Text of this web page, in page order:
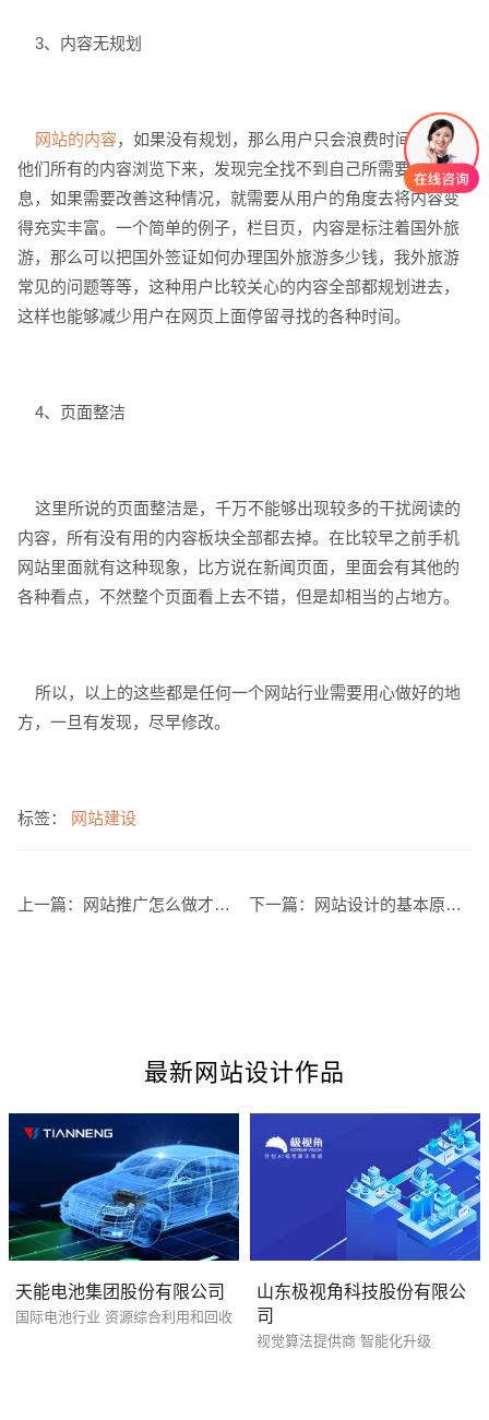
3、内容无规划
网站的内容，如果没有规划，那么用户只会浪费时间，因为
他们所有的内容浏览下来，发现完全找不到自己所需要的信
息，如果需要改善这种情况，就需要从用户的角度去将内容变
得充实丰富。一个简单的例子，栏目页，内容是标注着国外旅
游，那么可以把国外签证如何办理国外旅游多少钱，我外旅游
常见的问题等等，这种用户比较关心的内容全部都规划进去，
这样也能够减少用户在网页上面停留寻找的各种时间。
4、页面整洁
这里所说的页面整洁是，千万不能够出现较多的干扰阅读的
内容，所有没有用的内容板块全部都去掉。在比较早之前手机
网站里面就有这种现象，比方说在新闻页面，里面会有其他的
各种看点，不然整个页面看上去不错，但是却相当的占地方。
所以，以上的这些都是任何一个网站行业需要用心做好的地
方，一旦有发现，尽早修改。
标签： 网站建设
上一篇： 网站推广怎么做才能让效果较大化 下一篇： 网站设计的基本原则都有哪些
最新网站设计作品
天能电池集团股份有限公司
国际电池行业 资源综合利用和回收
山东极视角科技股份有限公
司
视觉算法提供商 智能化升级
创意品牌型网站
电商及系统平台开发 微信小程序开发 · 年度
您的预算 1万-3万 3万-5万 5万-8万
招标项目